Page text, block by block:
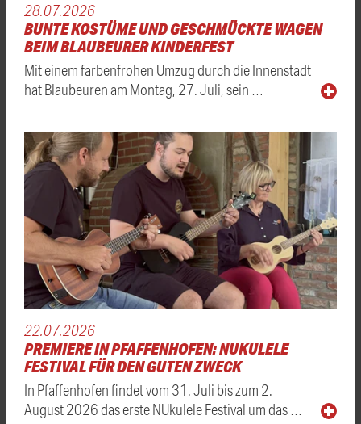
28.07.2026
BUNTE KOSTÜME UND GESCHMÜCKTE WAGEN
BEIM BLAUBEURER KINDERFEST
Mit einem farbenfrohen Umzug durch die Innenstadt
hat Blaubeuren am Montag, 27. Juli, sein …
22.07.2026
PREMIERE IN PFAFFENHOFEN: NUKULELE
FESTIVAL FÜR DEN GUTEN ZWECK
In Pfaffenhofen findet vom 31. Juli bis zum 2.
August 2026 das erste NUkulele Festival um das …